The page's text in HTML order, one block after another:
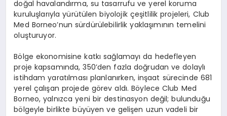
doğal havalandırma, su tasarrufu ve yerel koruma
kuruluşlarıyla yürütülen biyolojik çeşitlilik projeleri, Club
Med Borneo’nun sürdürülebilirlik yaklaşımının temelini
oluşturuyor.
Bölge ekonomisine katkı sağlamayı da hedefleyen
proje kapsamında, 350’den fazla doğrudan ve dolaylı
istihdam yaratılması planlanırken, inşaat sürecinde 681
yerel çalışan projede görev aldı. Böylece Club Med
Borneo, yalnızca yeni bir destinasyon değil; bulunduğu
bölgeyle birlikte büyüyen ve gelişen uzun vadeli bir